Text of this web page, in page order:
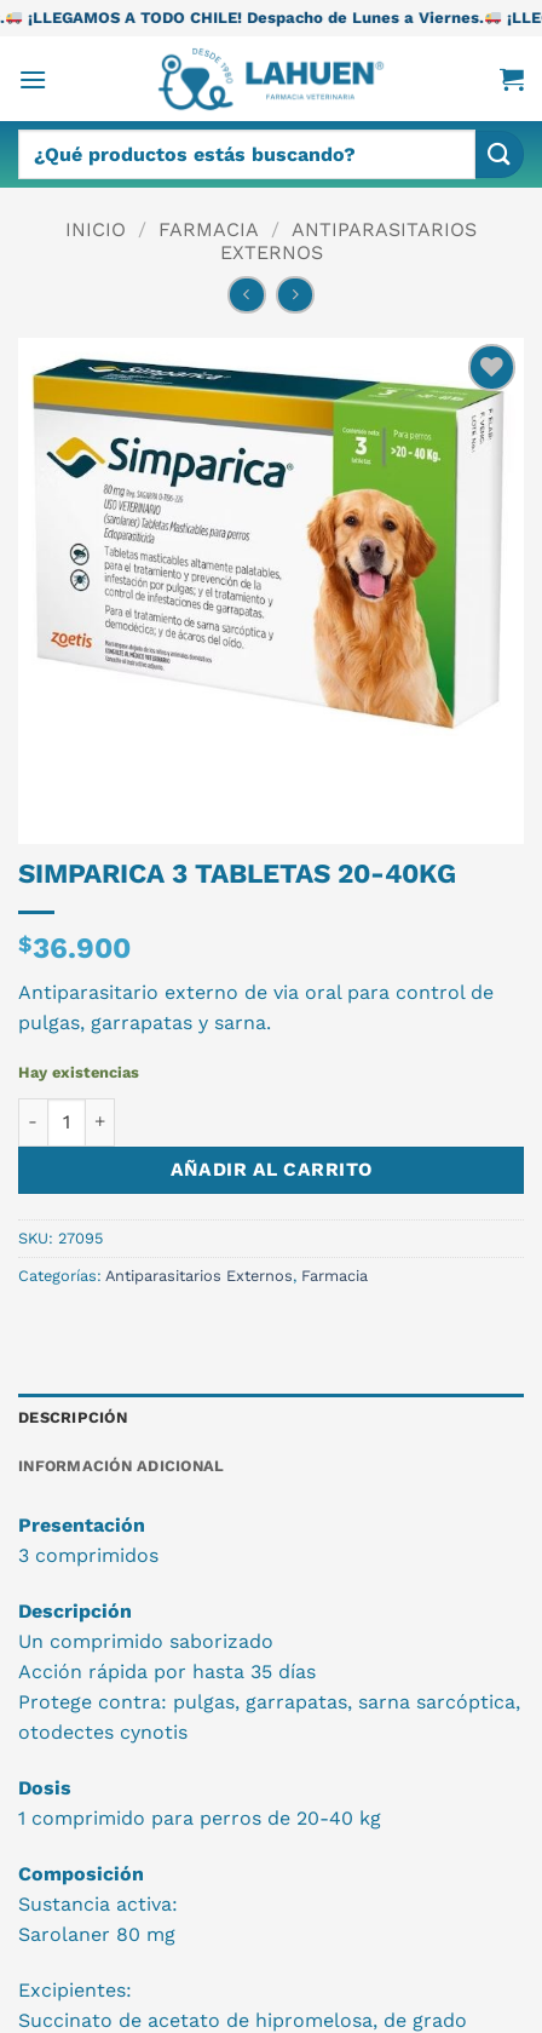
Saltar
contenido
TODO CHILE! Despacho de Lunes a Viernes. ¡LLEGAMOS A
por:
INICIO / FARMACIA / ANTIPARASITARIOS
EXTERNOS
SIMPARICA 3 TABLETAS 20-40KG
$36.900
Antiparasitario externo de via oral para control de
pulgas, garrapatas y sarna.
Hay existencias
AÑADIR AL CARRITO
SKU: 27095
Categorías: Antiparasitarios Externos, Farmacia
DESCRIPCIÓN
INFORMACIÓN ADICIONAL
Presentación
3 comprimidos
Descripción
Un comprimido saborizado
Acción rápida por hasta 35 días
Protege contra: pulgas, garrapatas, sarna sarcóptica,
otodectes cynotis
Dosis
1 comprimido para perros de 20-40 kg
Composición
Sustancia activa:
Sarolaner 80 mg
Excipientes:
Succinato de acetato de hipromelosa, de grado